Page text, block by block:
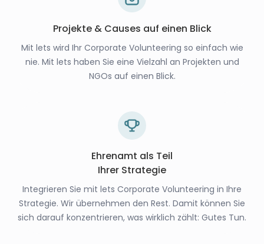
Projekte & Causes auf einen Blick
Mit lets wird Ihr Corporate Volunteering so einfach wie
nie. Mit lets haben Sie eine Vielzahl an Projekten und
NGOs auf einen Blick.
Ehrenamt als Teil
Ihrer Strategie
Integrieren Sie mit lets Corporate Volunteering in Ihre
Strategie. Wir übernehmen den Rest. Damit können Sie
sich darauf konzentrieren, was wirklich zählt: Gutes Tun.